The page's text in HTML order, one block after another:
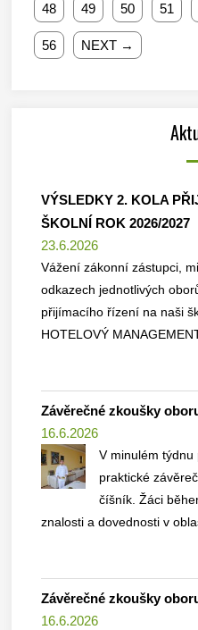
48 49 50 51
56 NEXT →
VÝSLEDKY 2. KOLA
ŠKOLNÍ ROK 2026/2027
23.6.2026
Vážení zákonní zástupci,
odkazech jednotlivých
přijímacího řízení na naši
HOTELOVÝ
Závěrečné zkoušky
16.6.2026
V minulém
praktické
číšník. Žáci
znalosti a dovednosti v
Závěrečné zkoušky
16.6.2026